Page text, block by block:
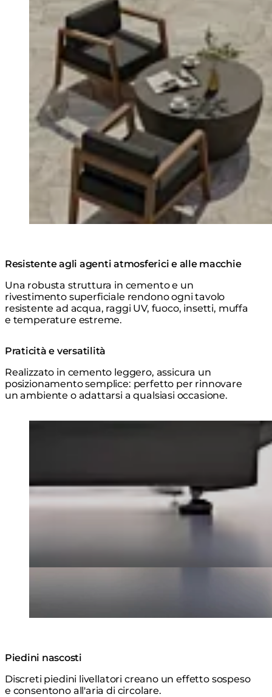
Resistente agli agenti atmosferici e alle macchie
Una robusta struttura in cemento e un
rivestimento superficiale rendono ogni tavolo
resistente ad acqua, raggi UV, fuoco, insetti, muffa
e temperature estreme.
Praticità e versatilità
Realizzato in cemento leggero, assicura un
posizionamento semplice: perfetto per rinnovare
un ambiente o adattarsi a qualsiasi occasione.
Piedini nascosti
Discreti piedini livellatori creano un effetto sospeso
e consentono all'aria di circolare.